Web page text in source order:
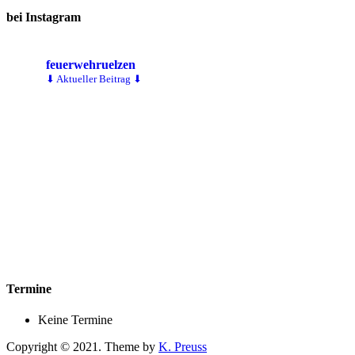
bei Instagram
feuerwehruelzen
⬇ Aktueller Beitrag ⬇
Termine
Keine Termine
Copyright © 2021. Theme by K. Preuss